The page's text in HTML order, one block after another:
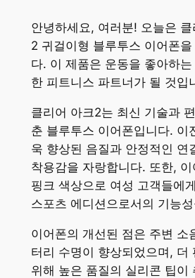
안녕하세요, 여러분! 오늘은
2 귀걸이형 블루투스 이어폰
다. 이 제품은 운동을 좋아하
한 피트니스 파트너가 될 것입
클리어 아크2는 최신 기술과
춘 블루투스 이어폰입니다. 이
욱 향상된 음질과 안정적인 연
착용감을 자랑합니다. 또한,
핑크 색상으로 여성 고객들에
스포츠 에디션으로서의 기능
이어폰의 개선된 점은 주변 소
터리 수명이 향상되었으며, 더
위해 높은 품질의 실리콘 팁이